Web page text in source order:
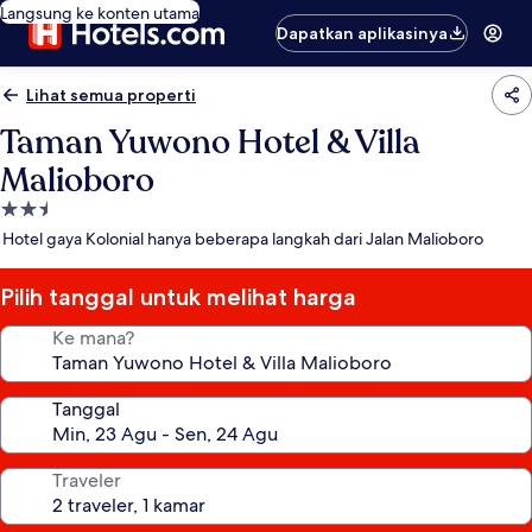
Langsung ke konten utama
Dapatkan aplikasinya
Lihat semua properti
Taman Yuwono Hotel & Villa
Malioboro
Properti
bintang
Hotel gaya Kolonial hanya beberapa langkah dari Jalan Malioboro
Pilih tanggal untuk melihat harga
Ke mana?
Tanggal
Traveler